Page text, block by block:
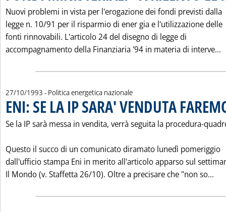
Nuovi problemi in vista per l'erogazione dei fondi previsti dalla
legge n. 10/91 per il risparmio di ener gia e l'utilizzazione delle
fonti rinnovabili. L'articolo 24 del disegno di legge di
accompagnamento della Finanziaria '94 in materia di interve...
27/10/1993 - Politica energetica nazionale
ENI: SE LA IP SARA' VENDUTA
Se la IP sarà messa in vendita, verrà seguita la procedura-
Questo il succo di un comunicato diramato lunedì pomeriggio
dall'ufficio stampa Eni in merito all'articolo apparso sul
Il Mondo (v. Staffetta 26/10). Oltre a precisare che "non so...